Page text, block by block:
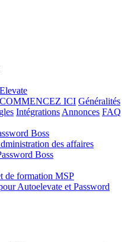
COMMENCEZ ICI Généralités
Intégrations Annonces FAQ
Boss
des affaires
Boss
de formation MSP
Autoelevate et Password